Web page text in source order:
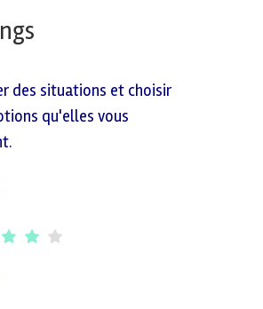
des situations et choisir
qu'elles vous